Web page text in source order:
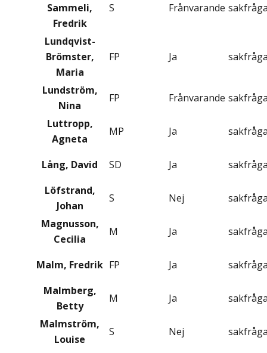
Sammeli,
Fredrik
S Frånvarande
Lundqvist-
Brömster,
Maria
FP Ja
Lundström,
Nina
FP Frånvarande
Luttropp,
Agneta
MP Ja
Lång, David SD Ja
Löfstrand,
Johan
S Nej
Magnusson,
Cecilia
M Ja
Malm, Fredrik FP Ja
Malmberg,
Betty
M Ja
Malmström,
Louise
S Nej